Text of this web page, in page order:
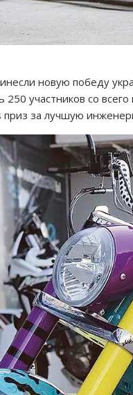
новую победу
250 участников со
приз за лучшую